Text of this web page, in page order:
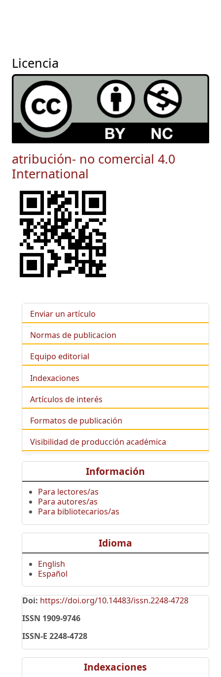
Licencia
atribución- no comercial 4.0
International
Enviar un artículo
Normas de publicacion
Equipo editorial
Indexaciones
Artículos de interés
Formatos de publicación
Visibilidad de producción académica
Información
Para lectores/as
Para autores/as
Para bibliotecarios/as
Idioma
English
Español
Doi: https://doi.org/10.14483/issn.2248-4728
ISSN 1909-9746
ISSN-E 2248-4728
Indexaciones